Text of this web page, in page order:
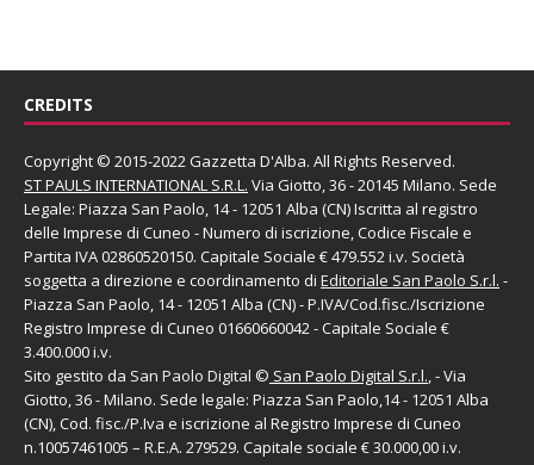
CREDITS
Copyright © 2015-2022 Gazzetta D'Alba. All Rights Reserved.
ST PAULS INTERNATIONAL S.R.L. Via Giotto, 36 - 20145 Milano. Sede
Legale: Piazza San Paolo, 14 - 12051 Alba (CN) Iscritta al registro
delle Imprese di Cuneo - Numero di iscrizione, Codice Fiscale e
Partita IVA 02860520150. Capitale Sociale € 479.552 i.v. Società
soggetta a direzione e coordinamento di Editoriale San Paolo S.r.l. -
Piazza San Paolo, 14 - 12051 Alba (CN) - P.IVA/Cod.fisc./Iscrizione
Registro Imprese di Cuneo 01660660042 - Capitale Sociale €
3.400.000 i.v.
Sito gestito da San Paolo Digital © San Paolo Digital S.r.l., - Via
Giotto, 36 - Milano. Sede legale: Piazza San Paolo,14 - 12051 Alba
(CN), Cod. fisc./P.Iva e iscrizione al Registro Imprese di Cuneo
n.10057461005 – R.E.A. 279529. Capitale sociale € 30.000,00 i.v.